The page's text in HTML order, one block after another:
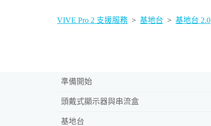
VIVE Pro 2 支援服務 > 基地台 > 基地台 2.0
準備開始
頭戴式顯示器與串流盒
基地台